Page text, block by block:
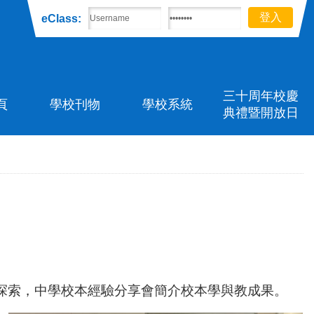
eClass:
學校刊物 學校系統
三十周年校慶
典禮暨開放日
索， 中學校本經驗分享會簡介校本學與教成果。